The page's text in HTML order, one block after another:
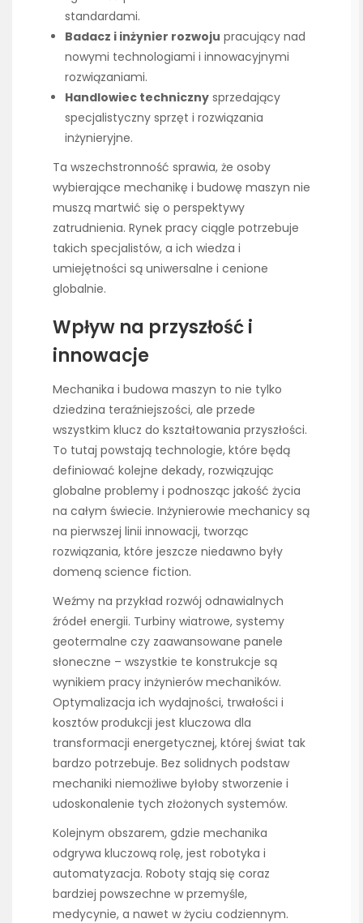
standardami.
Badacz i inżynier rozwoju pracujący nad
nowymi technologiami i innowacyjnymi
rozwiązaniami.
Handlowiec techniczny sprzedający
specjalistyczny sprzęt i rozwiązania
inżynieryjne.
Ta wszechstronność sprawia, że osoby
wybierające mechanikę i budowę maszyn nie
muszą martwić się o perspektywy
zatrudnienia. Rynek pracy ciągle potrzebuje
takich specjalistów, a ich wiedza i
umiejętności są uniwersalne i cenione
globalnie.
Wpływ na przyszłość i
innowacje
Mechanika i budowa maszyn to nie tylko
dziedzina teraźniejszości, ale przede
wszystkim klucz do kształtowania przyszłości.
To tutaj powstają technologie, które będą
definiować kolejne dekady, rozwiązując
globalne problemy i podnosząc jakość życia
na całym świecie. Inżynierowie mechanicy są
na pierwszej linii innowacji, tworząc
rozwiązania, które jeszcze niedawno były
domeną science fiction.
Weźmy na przykład rozwój odnawialnych
źródeł energii. Turbiny wiatrowe, systemy
geotermalne czy zaawansowane panele
słoneczne – wszystkie te konstrukcje są
wynikiem pracy inżynierów mechaników.
Optymalizacja ich wydajności, trwałości i
kosztów produkcji jest kluczowa dla
transformacji energetycznej, której świat tak
bardzo potrzebuje. Bez solidnych podstaw
mechaniki niemożliwe byłoby stworzenie i
udoskonalenie tych złożonych systemów.
Kolejnym obszarem, gdzie mechanika
odgrywa kluczową rolę, jest robotyka i
automatyzacja. Roboty stają się coraz
bardziej powszechne w przemyśle,
medycynie, a nawet w życiu codziennym.